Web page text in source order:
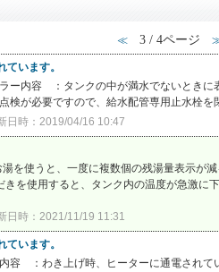
≪ 3 / 4ページ
ています。
ー内容 ：タンクの中が満水でないとき
が必要ですので、給水配管専用止水栓を
日時：2019/04/16 10:47
を使うと、一度に複数個の残湯量表示が
を使用すると、タンク内の温度が急激
日時：2021/11/19 11:31
ています。
内容 ：わき上げ時、ヒーターに通